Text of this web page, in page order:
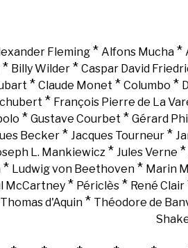
Fleming* Alfons Mucha*
* Billy Wilder* Caspar David
* Claude Monet * Columbo *
* François Pierre de La
* Gustave Courbet * Gérard
Becker * Jacques Tourneur *
L. Mankiewicz * Jules Verne *
* Ludwig von Beethoven * Marin
McCartney * Périclès * René Clair
Thomas d'Aquin * Théodore de